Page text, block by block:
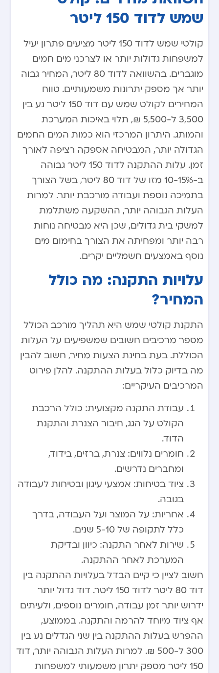
שמש לדוד 150 ליטר
קולטי שמש לדוד 150 ליטר מציעים פתרון יעיל
למשפחות גדולות יותר או לצרכני מים חמים
מוגברים. בהשוואה לדוד 80 ליטר, המחיר גבוה
יותר אך מספק יתרונות משמעותיים. טווח
המחירים לקולט שמש עם דוד 150 ליטר נע בין
3,500 ל-5,500 ₪, תלוי באיכות המערכת
והמותג. היתרון המרכזי הוא כמות המים החמים
הגדולה יותר, המבטיחה אספקה רציפה לאורך
זמן. עלות ההתקנה לדוד 150 ליטר גבוהה
ב-10-15% מזו של דוד 80 ליטר, בשל הצורך
בתמיכה נוספת ועבודה מורכבת יותר. למרות
העלות הגבוהה יותר, ההשקעה משתלמת
למשקי בית גדולים, שכן היא מבטיחה נוחות
רבה יותר ומפחיתה את הצורך בחימום מים
נוסף באמצעים חשמליים יקרים.
עלויות התקנה: מה כולל
המחיר?
התקנת קולטי שמש היא תהליך מורכב הכולל
מספר מרכיבים חשובים שמשפיעים על העלות
הכוללת. בעת בחינת הצעות מחיר, חשוב להבין
מה בדיוק כלול בעלות ההתקנה. להלן פירוט
המרכיבים העיקריים:
עבודת התקנה מקצועית: כולל הרכבת
הקולט על הגג, חיבור הצנרת והתקנת
הדוד.
חומרים נלווים: צנרת, ברזים, בידוד,
ומחברים נדרשים.
ציוד בטיחות: אמצעי עיגון ובטיחות לעבודה
בגובה.
אחריות: על המוצר ועל העבודה, בדרך
כלל לתקופה של 5-10 שנים.
שירות לאחר התקנה: כיוון ובדיקת
המערכת לאחר ההתקנה.
חשוב לציין כי קיים הבדל בעלויות ההתקנה בין
דוד 80 ליטר לדוד 150 ליטר. דוד גדול יותר
ידרוש יותר זמן עבודה, חומרים נוספים, ולעיתים
אף ציוד מיוחד להרמה והתקנה. בממוצע,
ההפרש בעלות ההתקנה בין שני הגדלים נע בין
300 ל-500 ₪. למרות העלות הגבוהה יותר, דוד
150 ליטר מספק יתרון משמעותי למשפחות